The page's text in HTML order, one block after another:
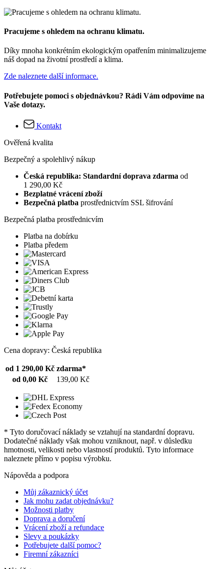
Pracujeme s ohledem na ochranu klimatu.
Díky mnoha konkrétním ekologickým opatřením minimalizujeme
náš dopad na životní prostředí a klima.
Zde naleznete další informace.
Potřebujete pomoci s objednávkou? Rádi Vám odpovíme na
Vaše dotazy.
Kontakt
Ověřená kvalita
Bezpečný a spolehlivý nákup
Česká republika: Standardní doprava zdarma od
1 290,00 Kč
Bezplatné vrácení zboží
Bezpečná platba prostřednictvím SSL šifrování
Bezpečná platba prostřednicvím
Platba na dobírku
Platba předem
Cena dopravy: Česká republika
od 1 290,00 Kč zdarma*
od 0,00 Kč
139,00 Kč
* Tyto doručovací náklady se vztahují na standardní dopravu.
Dodatečné náklady však mohou vzniknout, např. v důsledku
hmotnosti, velikosti nebo vlastností produktů. Tyto informace
naleznete přímo v popisu výrobku.
Nápověda a podpora
Můj zákaznický účet
Jak mohu zadat objednávku?
Možnosti platby
Doprava a doručení
Vrácení zboží a refundace
Slevy a poukázky
Potřebujete další pomoc?
Firemní zákazníci